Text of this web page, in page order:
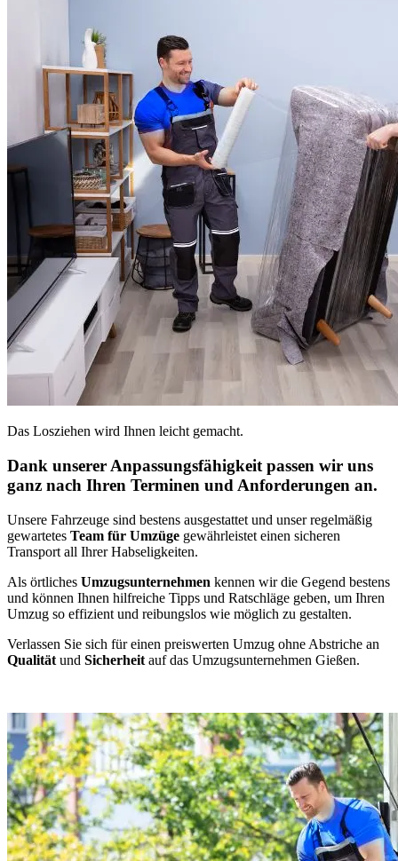
Das Losziehen wird Ihnen leicht gemacht.
Dank unserer Anpassungsfähigkeit passen wir uns
ganz nach Ihren Terminen und Anforderungen an.
Unsere Fahrzeuge sind bestens ausgestattet und unser regelmäßig
gewartetes Team für Umzüge gewährleistet einen sicheren
Transport all Ihrer Habseligkeiten.
Als örtliches Umzugsunternehmen kennen wir die Gegend bestens
und können Ihnen hilfreiche Tipps und Ratschläge geben, um Ihren
Umzug so effizient und reibungslos wie möglich zu gestalten.
Verlassen Sie sich für einen preiswerten Umzug ohne Abstriche an
Qualität und Sicherheit auf das Umzugsunternehmen Gießen.